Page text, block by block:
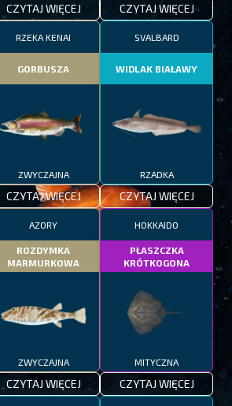
CZYTAJ WIĘCEJ CZYTAJ WIĘCEJ
RZEKA KENAI
GORBUSZA
ZWYCZAJNA
CZYTAJ WIĘCEJ
SVALBARD
WIDLAK BIAŁAWY
RZADKA
CZYTAJ WIĘCEJ
AZORY
ROZDYMKA
MARMURKOWA
ZWYCZAJNA
CZYTAJ WIĘCEJ
HOKKAIDO
PŁASZCZKA
KRÓTKOGONA
MITYCZNA
CZYTAJ WIĘCEJ